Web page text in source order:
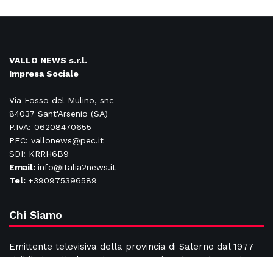
VALLO NEWS s.r.l.
Impresa Sociale
Via Fosso del Mulino, snc
84037 Sant'Arsenio (SA)
P.IVA: 06208470655
PEC: vallonews@pec.it
SDI: KRRH6B9
Email: info@italia2news.it
Tel: +390975396589
Chi Siamo
Emittente televisiva della provincia di Salerno dal 1977